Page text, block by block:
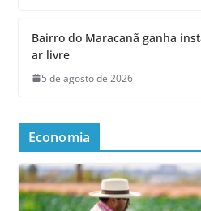
Bairro do Maracanã ganha
ar livre
5 de agosto de 2026
Economia